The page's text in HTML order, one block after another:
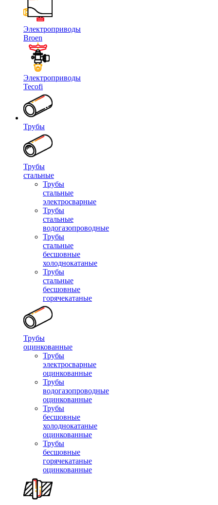
Электроприводы
Broen
Электроприводы
Tecofi
Трубы
Трубы
стальные
Трубы
стальные
электросварные
Трубы
стальные
водогазопроводные
Трубы
стальные
бесшовные
холоднокатаные
Трубы
стальные
бесшовные
горячекатаные
Трубы
оцинкованные
Трубы
электросварные
оцинкованные
Трубы
водогазопроводные
оцинкованные
Трубы
бесшовные
холоднокатаные
оцинкованные
Трубы
бесшовные
горячекатаные
оцинкованные